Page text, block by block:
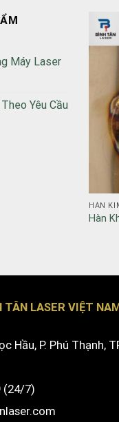
Máy Laser
Yêu Cầu
HÀN
Hàn
TÂN LASER VIỆT NAM
Hầu, P. Phú Thạnh,
(24/7)